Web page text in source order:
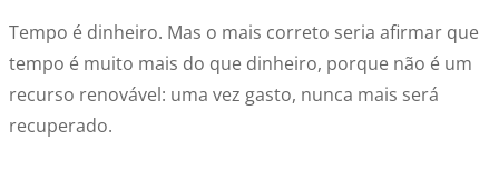
Tempo é dinheiro. Mas o mais correto seria afirmar que
tempo é muito mais do que dinheiro, porque não é um
recurso renovável: uma vez gasto, nunca mais será
recuperado.